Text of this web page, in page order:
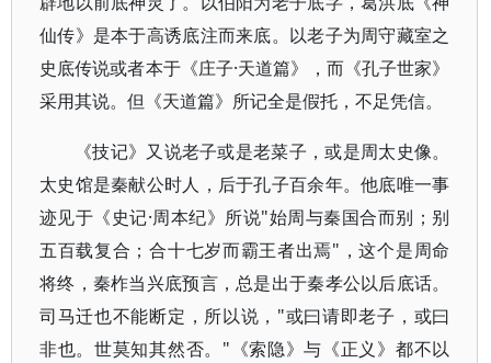
仙传》是本于高诱底注而来底。以老子为周守藏室之
史底传说或者本于《庄子·天道篇》，而《孔子世家》
采用其说。但《天道篇》所记全是假托，不足凭信。
《技记》又说老子或是老菜子，或是周太史像。
太史馆是秦献公时人，后于孔子百余年。他底唯一事
迹见于《史记·周本纪》所说"始周与秦国合而别；别
五百载复合；合十七岁而霸王者出焉"，这个是周命
将终，秦柞当兴底预言，总是出于秦孝公以后底话。
司马迁也不能断定，所以说，"或曰请即老子，或曰
非也。世莫知其然否。"《索隐》与《正义》都不以